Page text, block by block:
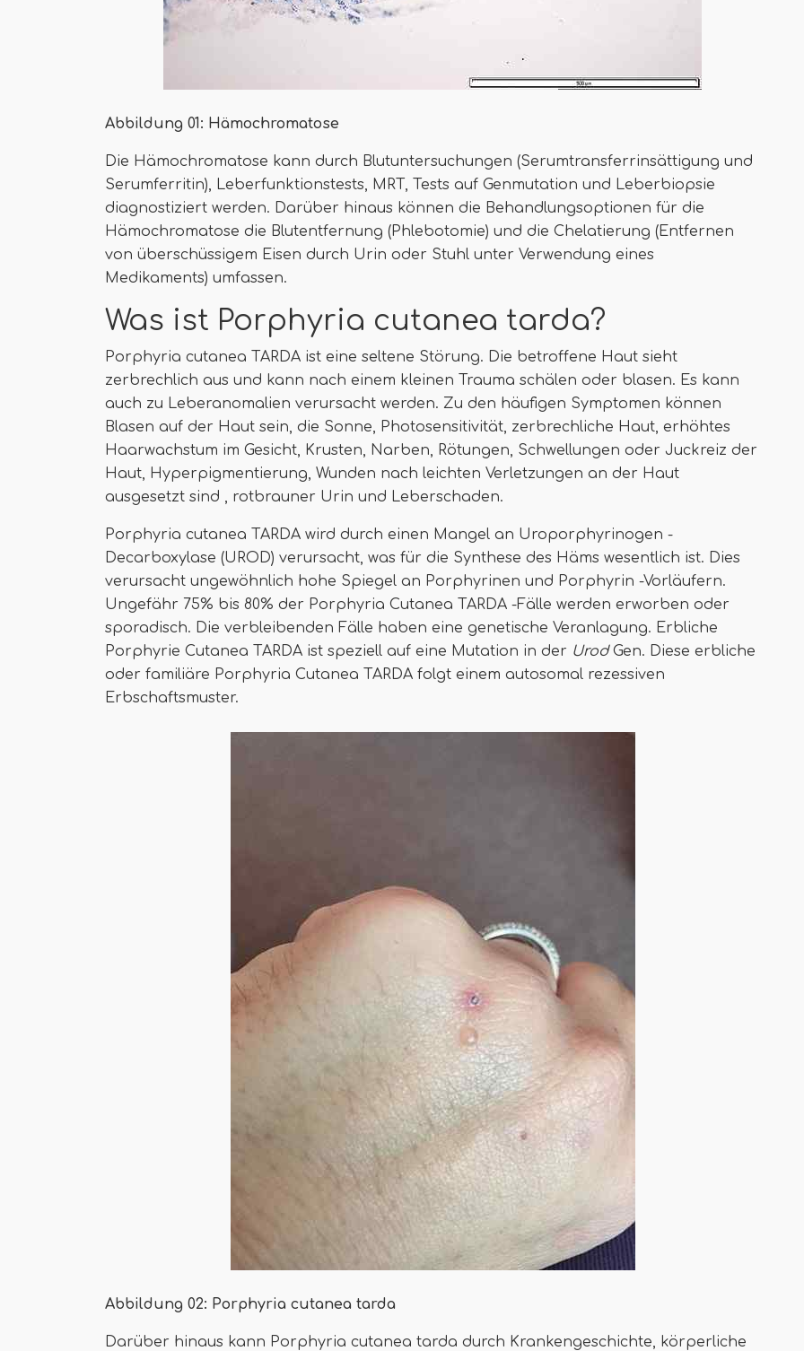
Abbildung 01: Hämochromatose
Die Hämochromatose kann durch Blutuntersuchungen (Serumtransferrinsättigung und
Serumferritin), Leberfunktionstests, MRT, Tests auf Genmutation und Leberbiopsie
diagnostiziert werden. Darüber hinaus können die Behandlungsoptionen für die
Hämochromatose die Blutentfernung (Phlebotomie) und die Chelatierung (Entfernen
von überschüssigem Eisen durch Urin oder Stuhl unter Verwendung eines
Medikaments) umfassen.
Was ist Porphyria cutanea tarda?
Porphyria cutanea TARDA ist eine seltene Störung. Die betroffene Haut sieht
zerbrechlich aus und kann nach einem kleinen Trauma schälen oder blasen. Es kann
auch zu Leberanomalien verursacht werden. Zu den häufigen Symptomen können
Blasen auf der Haut sein, die Sonne, Photosensitivität, zerbrechliche Haut, erhöhtes
Haarwachstum im Gesicht, Krusten, Narben, Rötungen, Schwellungen oder Juckreiz der
Haut, Hyperpigmentierung, Wunden nach leichten Verletzungen an der Haut
ausgesetzt sind , rotbrauner Urin und Leberschaden.
Porphyria cutanea TARDA wird durch einen Mangel an Uroporphyrinogen -
Decarboxylase (UROD) verursacht, was für die Synthese des Häms wesentlich ist. Dies
verursacht ungewöhnlich hohe Spiegel an Porphyrinen und Porphyrin -Vorläufern.
Ungefähr 75% bis 80% der Porphyria Cutanea TARDA -Fälle werden erworben oder
sporadisch. Die verbleibenden Fälle haben eine genetische Veranlagung. Erbliche
Porphyrie Cutanea TARDA ist speziell auf eine Mutation in der UrodGen. Diese erbliche
oder familiäre Porphyria Cutanea TARDA folgt einem autosomal rezessiven
Erbschaftsmuster.
Abbildung 02: Porphyria cutanea tarda
Darüber hinaus kann Porphyria cutanea tarda durch Krankengeschichte, körperliche